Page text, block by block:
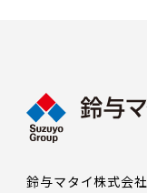
鈴与マタイ株式会社